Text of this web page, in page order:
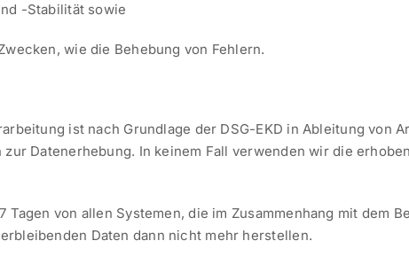
-Stabilität sowie
wie die Behebung von Fehlern.
ist nach Grundlage der DSG-EKD in Ableitung von
Datenerhebung. In keinem Fall verwenden wir die
Tagen von allen Systemen, die im Zusammenhang mit
Daten dann nicht mehr herstellen.